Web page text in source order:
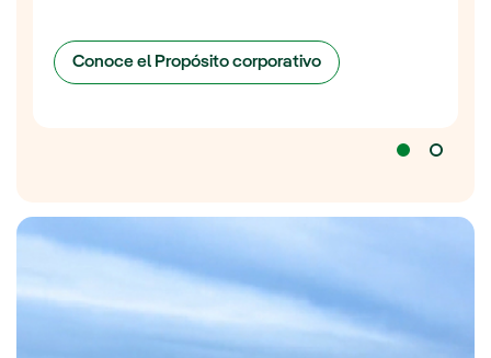
Conoce el Propósito corporativo